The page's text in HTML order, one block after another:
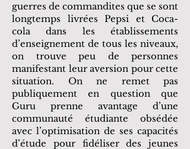
guerres de commandites que se sont
longtemps livrées Pepsi et Coca-
cola dans les établissements
d’enseignement de tous les niveaux,
on trouve peu de personnes
manifestant leur aversion pour cette
situation. On ne remet pas
publiquement en question que
Guru prenne avantage d’une
communauté étudiante obsédée
avec l’optimisation de ses capacités
d’étude pour fidéliser des jeunes